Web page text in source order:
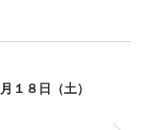
１８日（土）